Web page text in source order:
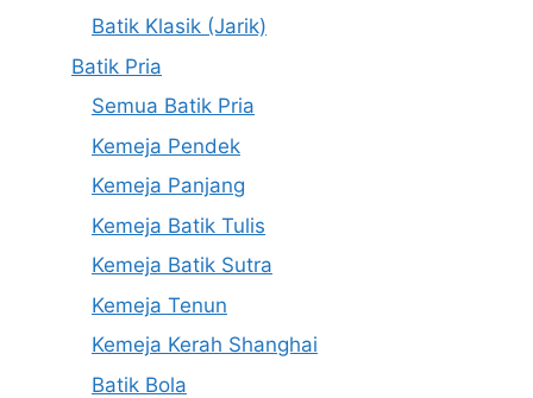
Batik Klasik (Jarik)
Batik Pria
Semua Batik Pria
Kemeja Pendek
Kemeja Panjang
Kemeja Batik Tulis
Kemeja Batik Sutra
Kemeja Tenun
Kemeja Kerah Shanghai
Batik Bola